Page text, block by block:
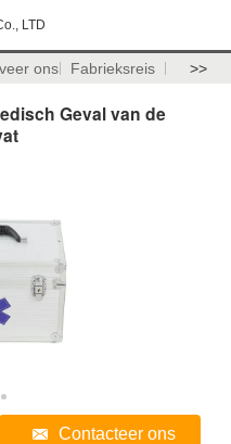
LTD
ons Fabrieksreis >>
Geval van de
Contacteer ons